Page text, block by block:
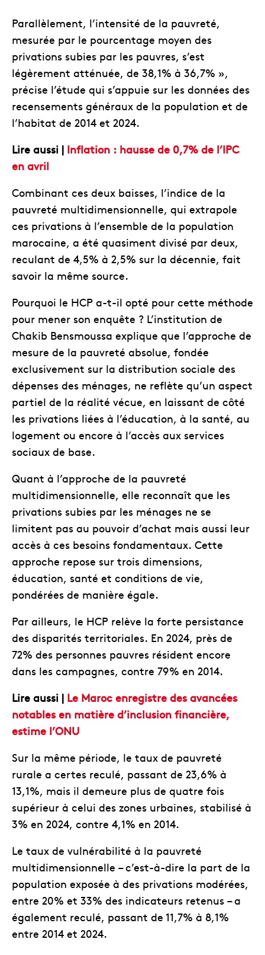
Parallèlement, l’intensité de la pauvreté,
mesurée par le pourcentage moyen des
privations subies par les pauvres, s’est
légèrement atténuée, de 38,1% à 36,7% »,
précise l’étude qui s’appuie sur les données des
recensements généraux de la population et de
l’habitat de 2014 et 2024.
Lire aussi | Inflation : hausse de 0,7% de l’IPC
en avril
Combinant ces deux baisses, l’indice de la
pauvreté multidimensionnelle, qui extrapole
ces privations à l’ensemble de la population
marocaine, a été quasiment divisé par deux,
reculant de 4,5% à 2,5% sur la décennie, fait
savoir la même source.
Pourquoi le HCP a-t-il opté pour cette méthode
pour mener son enquête ? L’institution de
Chakib Bensmoussa explique que l’approche de
mesure de la pauvreté absolue, fondée
exclusivement sur la distribution sociale des
dépenses des ménages, ne reflète qu’un aspect
partiel de la réalité vécue, en laissant de côté
les privations liées à l’éducation, à la santé, au
logement ou encore à l’accès aux services
sociaux de base.
Quant à l’approche de la pauvreté
multidimensionnelle, elle reconnaît que les
privations subies par les ménages ne se
limitent pas au pouvoir d’achat mais aussi leur
accès à ces besoins fondamentaux. Cette
approche repose sur trois dimensions,
éducation, santé et conditions de vie,
pondérées de manière égale.
Par ailleurs, le HCP relève la forte persistance
des disparités territoriales. En 2024, près de
72% des personnes pauvres résident encore
dans les campagnes, contre 79% en 2014.
Lire aussi | Le Maroc enregistre des avancées
notables en matière d’inclusion financière,
estime l’ONU
Sur la même période, le taux de pauvreté
rurale a certes reculé, passant de 23,6% à
13,1%, mais il demeure plus de quatre fois
supérieur à celui des zones urbaines, stabilisé à
3% en 2024, contre 4,1% en 2014.
Le taux de vulnérabilité à la pauvreté
multidimensionnelle – c’est-à-dire la part de la
population exposée à des privations modérées,
entre 20% et 33% des indicateurs retenus – a
également reculé, passant de 11,7% à 8,1%
entre 2014 et 2024.